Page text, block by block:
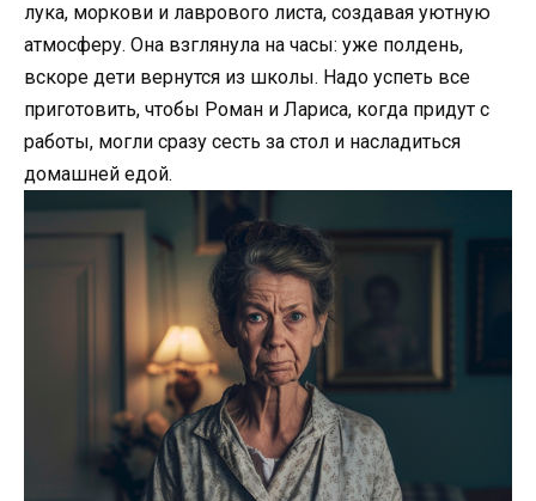
лука, моркови и лаврового листа, создавая уютную
атмосферу. Она взглянула на часы: уже полдень,
вскоре дети вернутся из школы. Надо успеть все
приготовить, чтобы Роман и Лариса, когда придут с
работы, могли сразу сесть за стол и насладиться
домашней едой.